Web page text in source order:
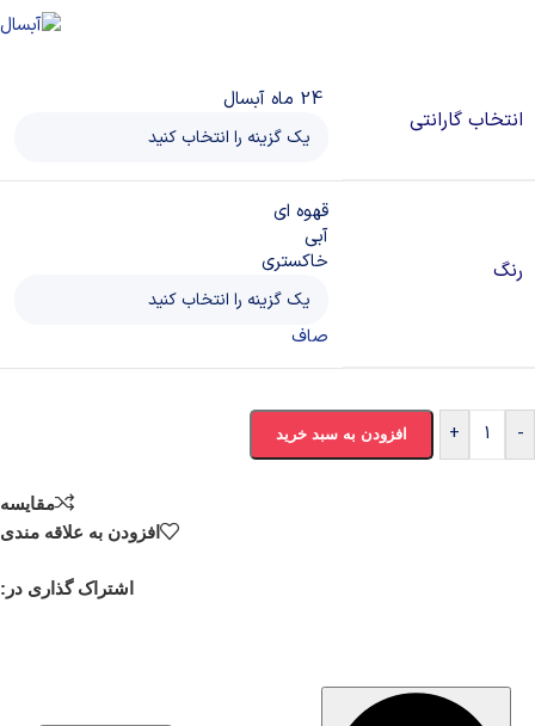
انتخاب گارانتی
24 ماه آبسال
رنگ
قهوه ای
آبی
خاکستری
صاف
-
+ افزودن به سبد خرید
مقایسه
افزودن به علاقه مندی
اشتراک گذاری در: